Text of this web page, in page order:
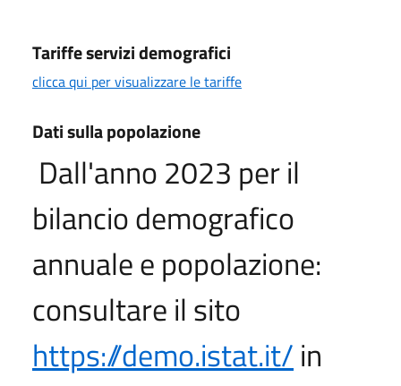
Tariffe servizi demografici
clicca qui per visualizzare le tariffe
Dati sulla popolazione
Dall'anno 2023 per il
bilancio demografico
annuale e popolazione:
consultare il sito
https://demo.istat.it/in